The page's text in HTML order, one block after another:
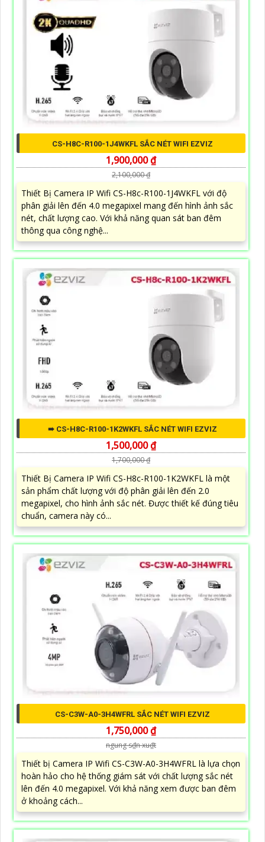
CS-H8C-R100-1J4WKFL SẮC NÉT WIFI EZVIZ
1,900,000 ₫
2,100,000 ₫
Thiết Bị Camera IP Wifi CS-H8c-R100-1J4WKFL với độ
phân giải lên đến 4.0 megapixel mang đến hình ảnh sắc
nét, chất lượng cao. Với khả năng quan sát ban đêm
thông qua công nghệ...
➠ CS-H8C-R100-1K2WKFL SẮC NÉT WIFI EZVIZ
1,500,000 ₫
1,700,000 ₫
Thiết Bị Camera IP Wifi CS-H8c-R100-1K2WKFL là một
sản phẩm chất lượng với độ phân giải lên đến 2.0
megapixel, cho hình ảnh sắc nét. Được thiết kế đúng tiêu
chuẩn, camera này có...
CS-C3W-A0-3H4WFRL SẮC NÉT WIFI EZVIZ
1,750,000 ₫
ngung s₫n xu₫t
Thiết bị Camera IP Wifi CS-C3W-A0-3H4WFRL là lựa chọn
hoàn hảo cho hệ thống giám sát với chất lượng sắc nét
lên đến 4.0 megapixel. Với khả năng xem được ban đêm
ở khoảng cách...